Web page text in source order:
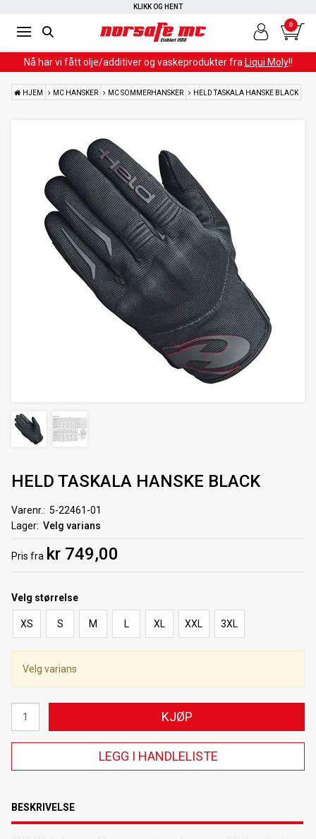
KLIKK OG HENT
0
Nå har vi fått olje/additiver og vaskeprodukter fra Liqui Moly!!
HJEM MC HANSKER MC SOMMERHANSKER HELD TASKALA HANSKE BLACK
HELD TASKALA HANSKE BLACK
Varenr.
5-22461-01
Lager Velg varians
Pris fra kr 749,00
Velg størrelse
XS S M L XL XXL 3XL
Velg varians
KJØP
LEGG I HANDLELISTE
BESKRIVELSE